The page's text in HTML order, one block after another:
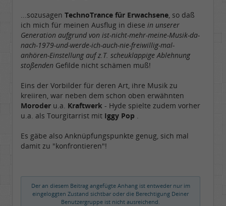
...sozusagen TechnoTrance für Erwachsene, so daß
ich mich für meinen Ausflug in diese in unserer
Generation aufgrund von ist-nicht-mehr-meine-Musik-da-
nach-1979-und-werde-ich-auch-nie-freiwillig-mal-
anhören-Einstellung auf z.T. scheuklappige Ablehnung
stoßenden Gefilde nicht schämen muß!
Eins der Vorbilder für deren Art, ihre Musik zu
kreiiren, war neben dem schon oben erwähnten
Moroder u.a. Kraftwerk - Hyde spielte zudem vorher
u.a. als Tourgitarrist mit Iggy Pop .
Es gäbe also Anknüpfungspunkte genug, sich mal
damit zu "konfrontieren"!
Der an diesem Beitrag angefügte Anhang ist entweder nur im
eingeloggten Zustand sichtbar oder die Berechtigung Deiner
Benutzergruppe ist nicht ausreichend.